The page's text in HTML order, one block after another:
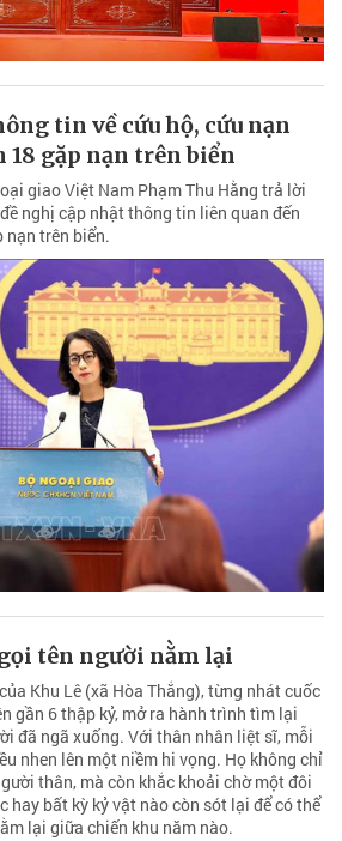
tin về cứu hộ, cứu nạn
18 gặp nạn trên biển
giao Việt Nam Phạm Thu Hằng trả lời
nghị cập nhật thông tin liên quan đến
nạn trên biển.
tên người nằm lại
Khu Lê (xã Hòa Thắng), từng nhát cuốc
gần 6 thập kỷ, mở ra hành trình tìm lại
đã ngã xuống. Với thân nhân liệt sĩ, mỗi
nhen lên một niềm hi vọng. Họ không chỉ
thân, mà còn khắc khoải chờ một đôi
hay bất kỳ kỷ vật nào còn sót lại để có thể
lại giữa chiến khu năm nào.